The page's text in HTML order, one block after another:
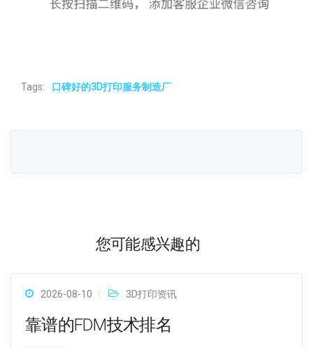
Tags: 口碑好的3D打印服务制造厂
您可能感兴趣的
2026-08-10 3D打印资讯
靠谱的FDM技术排名